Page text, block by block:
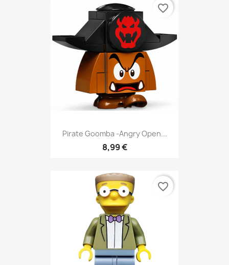
Pirate Goomba -Angry Open...
8,99 €
favorite_border
favorite_border